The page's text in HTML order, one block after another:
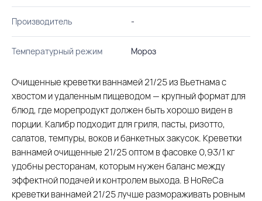
Производитель -
Температурный режим Мороз
Очищенные креветки ваннамей 21/25 из Вьетнама с
хвостом и удаленным пищеводом — крупный формат для
блюд, где морепродукт должен быть хорошо виден в
порции. Калибр подходит для гриля, пасты, ризотто,
салатов, темпуры, воков и банкетных закусок. Креветки
ваннамей очищенные 21/25 оптом в фасовке 0,93/1 кг
удобны ресторанам, которым нужен баланс между
эффектной подачей и контролем выхода. В HoReCa
креветки ваннамей 21/25 лучше размораживать ровным